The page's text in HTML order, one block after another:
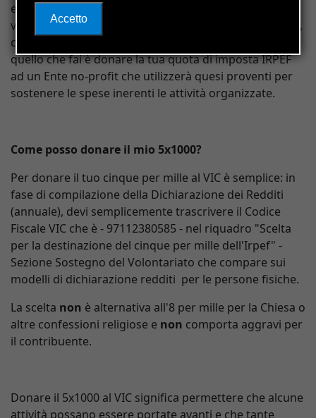
enti che svolgono attività socialmente rilevanti. Il
versamento è a discrezione del cittadino-contribuente,
contestualmente alla dichiarazione dei redditi. Quindi
quello che fai è donare la tua quota di imposta IRPEF
ad un Ente no-profit che utilizzerà quesi proventi per
sostenere le spese inerenti le attività organizzate.
Come posso donare il mio 5x1000?
Per donare il tuo cinque per mille al VIC è semplice: in
fase di compilazione della Dichiarazione dei Redditi
(annuale), devi semplicemente trascrivere il Codice
Fiscale VIC che è - 97112380585 - nel riquadro "Scelta
per la destinazione del cinque per mille dell'Irpef" -
Sezione Sostegno del Volontariato che compare sui
modelli di dichiarazione redditi per le persone fisiche.
La scelta non è alternativa all'8 per mille per la Chiesa o
altre confessioni religiose e non comporta aggravi per
il contribuente.
Donare il 5x1000 al VIC significa permettere che alcune
attività possano essere portate avanti e che tante
Accetto